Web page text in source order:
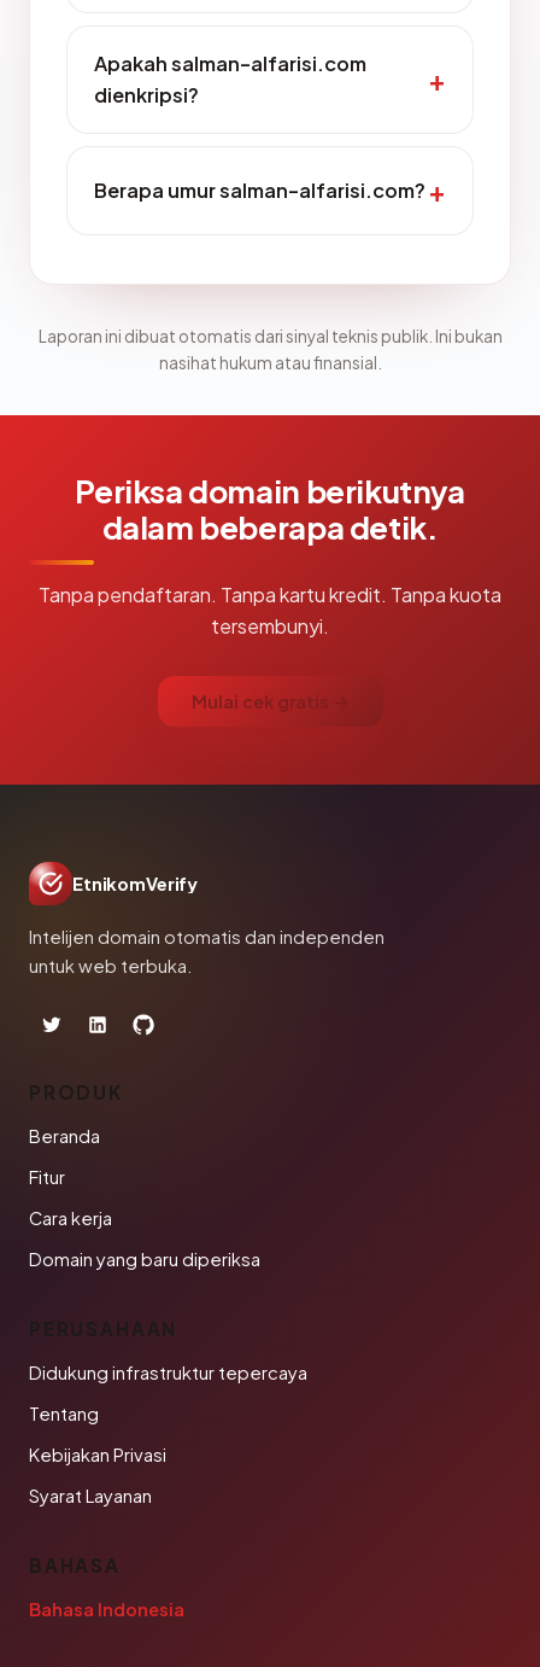
Apakah salman-alfarisi.com
dienkripsi?
Berapa umur salman-alfarisi.com?
Laporan ini dibuat otomatis dari sinyal teknis publik. Ini bukan
nasihat hukum atau finansial.
Periksa domain berikutnya
dalam beberapa detik.
Tanpa pendaftaran. Tanpa kartu kredit. Tanpa kuota
tersembunyi.
Mulai cek gratis →
EtnikomVerify
Intelijen domain otomatis dan independen
untuk web terbuka.
PRODUK
Beranda
Fitur
Cara kerja
Domain yang baru diperiksa
PERUSAHAAN
Didukung infrastruktur tepercaya
Tentang
Kebijakan Privasi
Syarat Layanan
BAHASA
Bahasa Indonesia